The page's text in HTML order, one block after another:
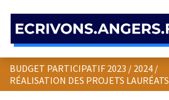
BUDGET PARTICIPATIF 2023 / 2024 /
RÉALISATION DES PROJETS LAURÉATS